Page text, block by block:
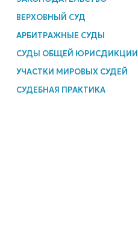
ВЕРХОВНЫЙ СУД
АРБИТРАЖНЫЕ СУДЫ
СУДЫ ОБЩЕЙ ЮРИСДИКЦИИ
УЧАСТКИ МИРОВЫХ СУДЕЙ
СУДЕБНАЯ ПРАКТИКА